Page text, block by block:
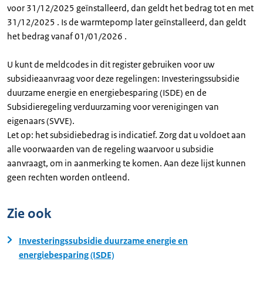
voor 31/12/2025 geïnstalleerd, dan geldt het bedrag tot en met
31/12/2025 . Is de warmtepomp later geïnstalleerd, dan geldt
het bedrag vanaf 01/01/2026 .
U kunt de meldcodes in dit register gebruiken voor uw
subsidieaanvraag voor deze regelingen: Investeringssubsidie
duurzame energie en energiebesparing (ISDE) en de
Subsidieregeling verduurzaming voor verenigingen van
eigenaars (SVVE).
Let op: het subsidiebedrag is indicatief. Zorg dat u voldoet aan
alle voorwaarden van de regeling waarvoor u subsidie
aanvraagt, om in aanmerking te komen. Aan deze lijst kunnen
geen rechten worden ontleend.
Zie ook
Investeringssubsidie duurzame energie en
energiebesparing (ISDE)